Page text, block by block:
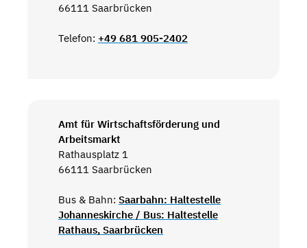
66111 Saarbrücken
Telefon: +49 681 905-2402
Amt für Wirtschaftsförderung und
Arbeitsmarkt
Rathausplatz 1
66111 Saarbrücken
Bus & Bahn: Saarbahn: Haltestelle
Johanneskirche / Bus: Haltestelle
Rathaus, Saarbrücken